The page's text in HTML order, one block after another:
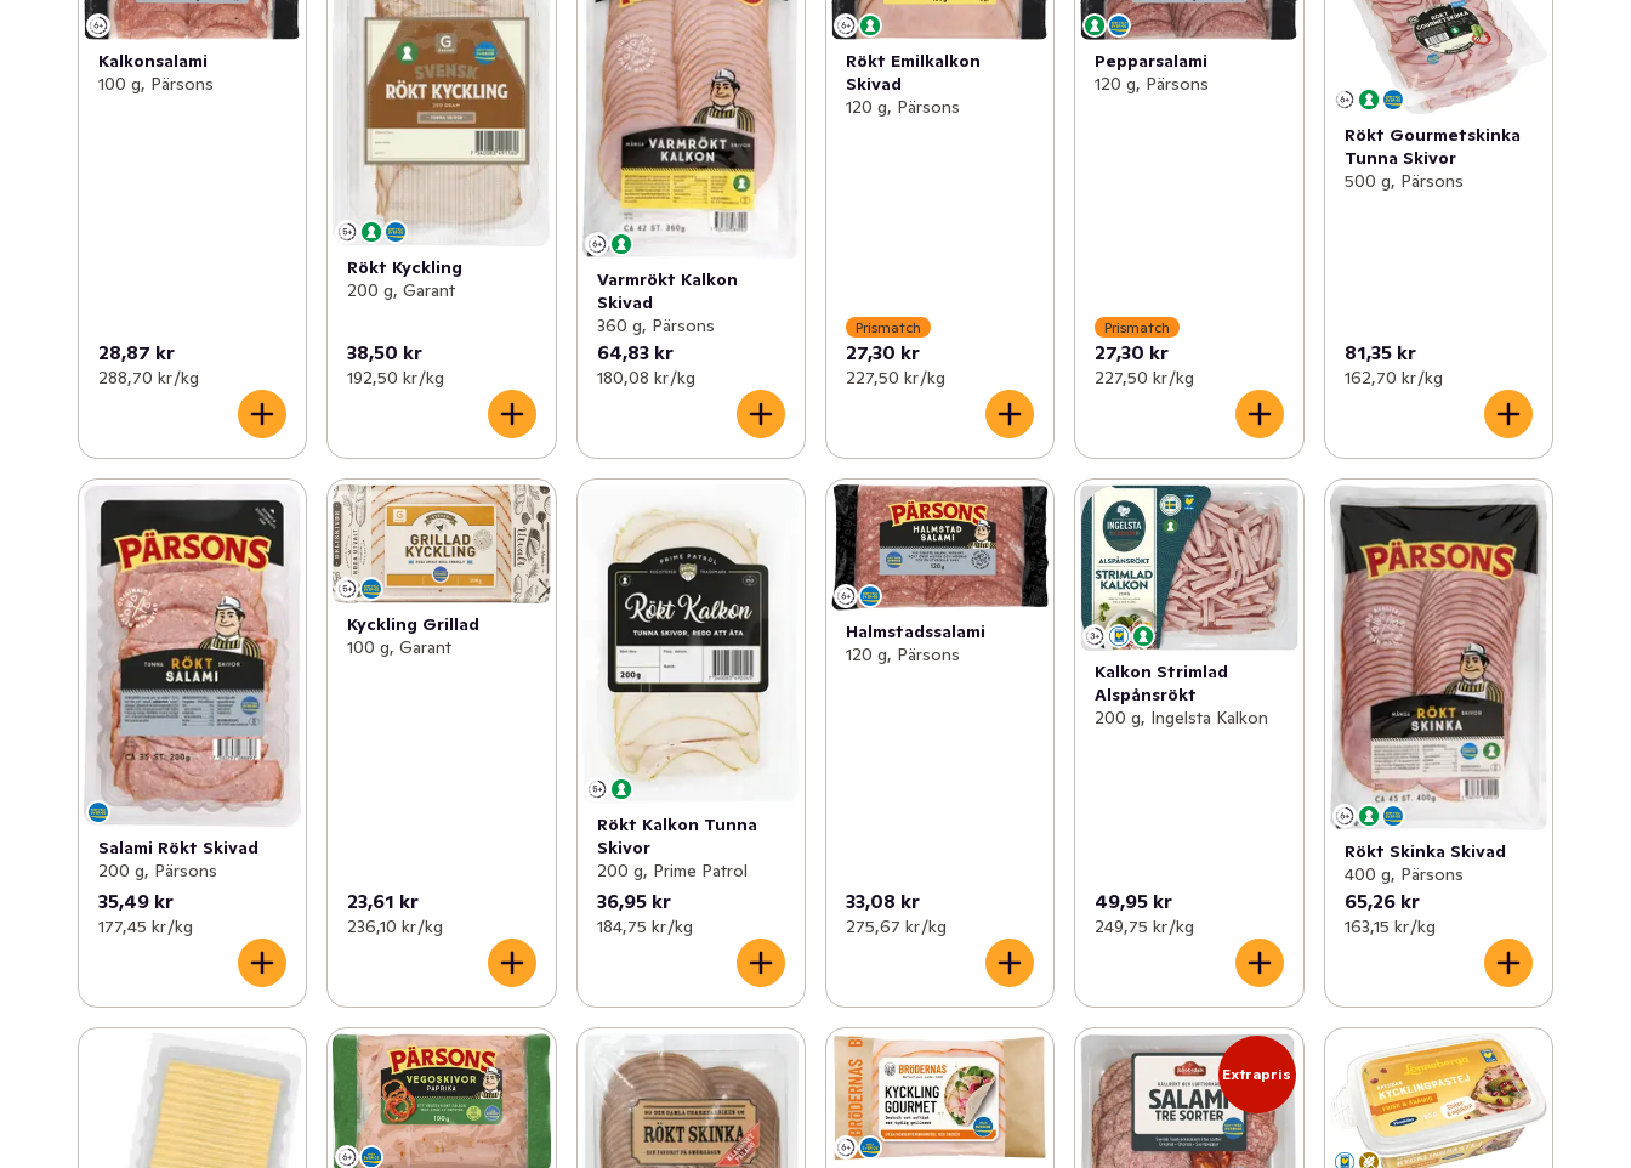
Kalkonsalami
100 g, Pärsons
28,87 kr
288,70 kr /kg
Rökt Kyckling
200 g, Garant
38,50 kr
192,50 kr /kg
Varmrökt Kalkon
Skivad
360 g, Pärsons
64,83 kr
180,08 kr /kg
Rökt Emilkalkon
Skivad
120 g, Pärsons
Prismatch
27,30 kr
227,50 kr /kg
Pepparsalami
120 g, Pärsons
Prismatch
27,30 kr
227,50 kr /kg
Rökt Gourmetskinka
Tunna Skivor
500 g, Pärsons
81,35 kr
162,70 kr /kg
Salami Rökt Skivad
200 g, Pärsons
35,49 kr
177,45 kr /kg
Kyckling Grillad
100 g, Garant
23,61 kr
236,10 kr /kg
Rökt Kalkon Tunna
Skivor
200 g, Prime Patrol
36,95 kr
184,75 kr /kg
Halmstadssalami
120 g, Pärsons
33,08 kr
275,67 kr /kg
Kalkon Strimlad
Alspånsrökt
200 g, Ingelsta Kalkon
49,95 kr
249,75 kr /kg
Rökt Skinka Skivad
400 g, Pärsons
65,26 kr
163,15 kr /kg
Extrapris